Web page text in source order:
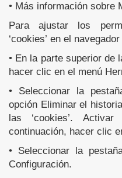
• Más información sobre
Para ajustar los
‘cookies’ en el
• En la parte superior de
hacer clic en el menú
• Seleccionar la
opción Eliminar el
las ‘cookies’.
continuación, hacer clic
• Seleccionar la
Configuración.